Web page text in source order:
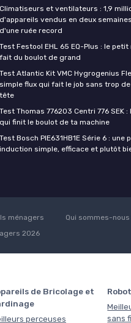
Climatiseurs et ventilateurs : 1,9
d'appareils vendus en deux
d'une ruée record
Test Festool EHL 65 EQ-Plus : le
fait du boulot de grand
Test Atlantic Kit VMC Hygrogenius
simple flux qui fait le job sans trop
tête
Test Thomas 776203 Centri 776 SEK :
qui finit le boulot de ta machine
Test Bosch PIE631HB1E Série 6 : une
induction simple, efficace et plutôt
ménagers Qui sommes-nous
2026
de Bricolage et
perceuses
sans